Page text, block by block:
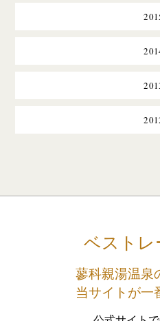
ベストレ
蓼科親湯温泉
当サイトが一